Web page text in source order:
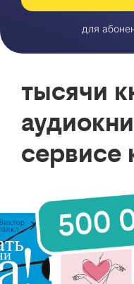
для
тысячи
сервисе